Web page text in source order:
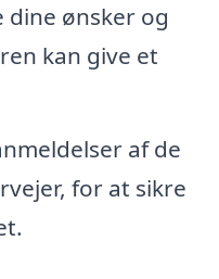
dine ønsker og
kan give et
af de
for at sikre